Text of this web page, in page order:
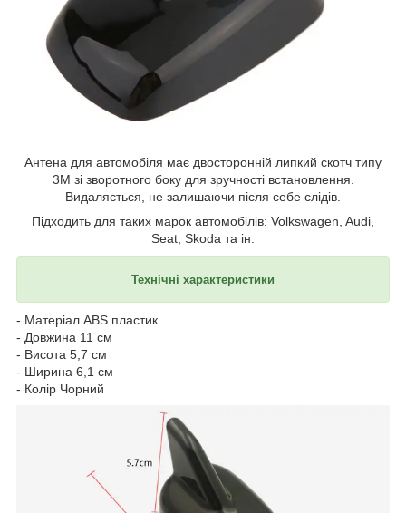
Антена для автомобіля має двосторонній липкий скотч типу
3М зі зворотного боку для зручності встановлення.
Видаляється, не залишаючи після себе слідів.
Підходить для таких марок автомобілів: Volkswagen, Audi,
Seat, Skoda та ін.
Технічні характеристики
- Матеріал ABS пластик
- Довжина 11 см
- Висота 5,7 см
- Ширина 6,1 см
- Колір Чорний